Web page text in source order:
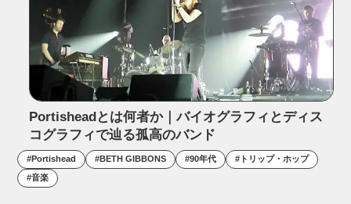
Portisheadとは何者か｜バイオグラフィとディス
コグラフィで辿る孤高のバンド
#Portishead #BETH GIBBONS #90年代 # トリップ・ホップ
#音楽